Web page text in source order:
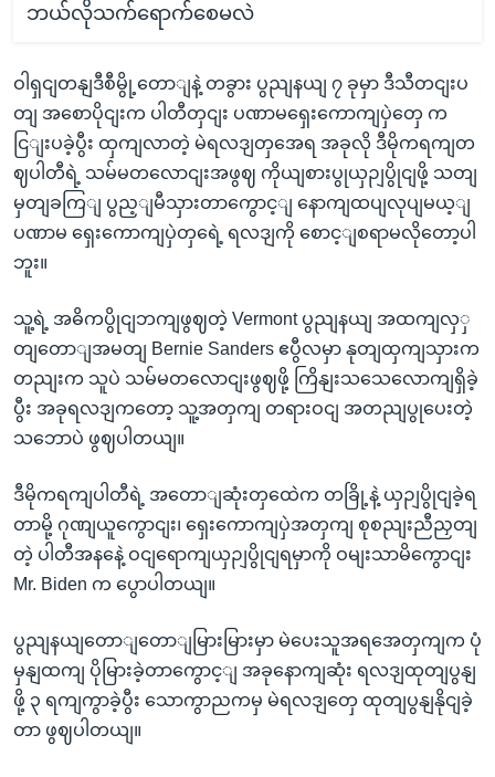
ဘယ်လိုသက်ရောက်စေမလဲ
ဝါရှငျတနျဒီစီမွို့တောျနဲ့ တခွား ပွညျနယျ ၇ ခုမှာ ဒီသီတငျးပ
တျ အစောပိုငျးက ပါတီတှငျး ပဏာမရှေးကောကျပှဲတှေ က
ငြျးပခဲ့ပွီး ထှကျလာတဲ့ မဲရလဒျတှအေရ အခုလို ဒီမိုကရကျတ
ဈပါတီရဲ့ သမ်မတလောငျးအဖွဈ ကိုယျစားပွုယှဉျပွိုငျဖို့ သတျ
မှတျခကြျ ပွည့ျမီသှားတာကွောင့ျ နောကျထပျလုပျမယ့ျ
ပဏာမ ရှေးကောကျပှဲတှရေဲ့ ရလဒျကို စောင့ျစရာမလိုတော့ပါ
ဘူး။
သူ့ရဲ့ အဓိကပွိုငျဘကျဖွဈတဲ့ Vermont ပွညျနယျ အထကျလှှ
တျတောျအမတျ Bernie Sanders ဧပွီလမှာ နုတျထှကျသှားက
တညျးက သူပဲ သမ်မတလောငျးဖွဈဖို့ ကြိနျးသသေလောကျရှိခဲ့
ပွီး အခုရလဒျကတော့ သူ့အတှကျ တရားဝငျ အတညျပွုပေးတဲ့
သဘောပဲ ဖွဈပါတယျ။
ဒီမိုကရကျပါတီရဲ့ အတောျဆုံးတှထေဲက တခြို့နဲ့ ယှဉျပွိုငျခဲ့ရ
တာမို့ ဂုဏျယူကွောငျး၊ ရှေးကောကျပှဲအတှကျ စုစညျးညီညှတျ
တဲ့ ပါတီအနနေဲ့ ဝငျရောကျယှဉျပွိုငျရမှာကို ဝမျးသာမိကွောငျး
Mr. Biden က ပွောပါတယျ။
ပွညျနယျတောျတောျမြားမြားမှာ မဲပေးသူအရအေတှကျက ပုံ
မှနျထကျ ပိုမြားခဲ့တာကွောင့ျ အခုနောကျဆုံး ရလဒျထုတျပွနျ
ဖို့ ၃ ရကျကွာခဲ့ပွီး သောကွာညကမှ မဲရလဒျတှေ ထုတျပွနျနိုငျခဲ့
တာ ဖွဈပါတယျ။